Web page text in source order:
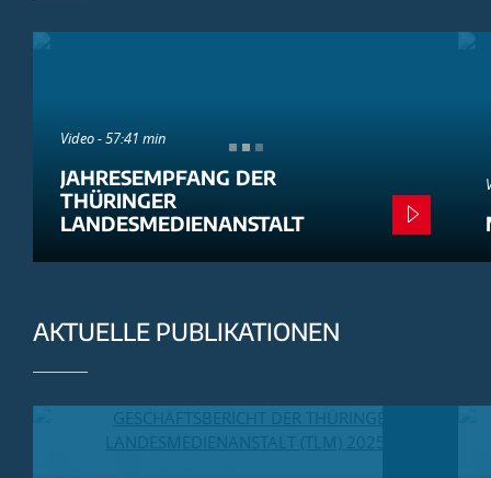
Video - 57:41 min
JAHRESEMPFANG DER
THÜRINGER
LANDESMEDIENANSTALT
AKTUELLE PUBLIKATIONEN